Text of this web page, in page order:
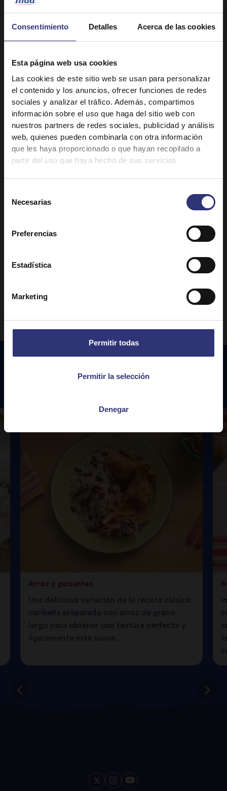
Consentimiento Detalles Acerca de las cookies
Esta página web usa cookies
Las cookies de este sitio web se usan para personalizar
el contenido y los anuncios, ofrecer funciones de redes
sociales y analizar el tráfico. Además, compartimos
información sobre el uso que haga del sitio web con
nuestros partners de redes sociales, publicidad y análisis
web, quienes pueden combinarla con otra información
que les haya proporcionado o que hayan recopilado a
partir del uso que haya hecho de sus servicios.
Necesarias
Preferencias
Estadística
Marketing
Permitir todas
Permitir la selección
Denegar
Buñuelos de arroz
Basmati `koftas
vegetarianas´
(variado) 16 piezas
Arroz Thai con
langostinos `Gaeng
kung´
31 - 60 minutos Baja
Arroz frito con pollo
estilo tailandés `Khao
pad pla kap pla-muk´
31 - 60 minutos
Pollo al curry de
Madrás con arroz
Basmati y coco
con arroz Basmati
31 - 60 minutos
Niguiri de pepino y
Baja
Arroz y guisantes
Una deliciosa variación de la receta clásica
caribeña preparada con arroz de grano
largo para obtener una textura perfecta y
ligeramente más suave.